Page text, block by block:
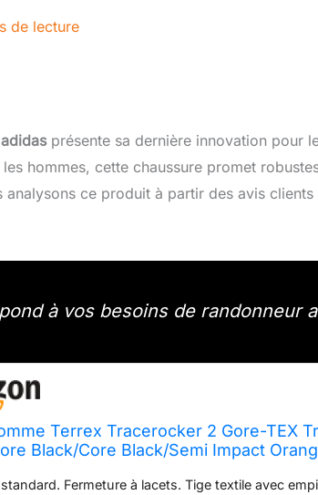
de lecture
adidasprésente sa dernière innovation pour
hommes, cette chaussure promet
ce produit à partir des avis
à vos besoins de randonneur
Terrex Tracerocker 2 Gore-TEX
Black/Core Black/Semi Impact
Fermeture à lacets. Tige textile avec